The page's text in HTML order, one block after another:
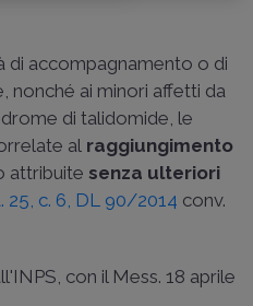
di accompagnamento o di
nonché ai minori affetti da
di talidomide, le
al raggiungimento
attribuite senza ulteriori
25, c. 6, DL 90/2014 conv.
con il Mess. 18 aprile